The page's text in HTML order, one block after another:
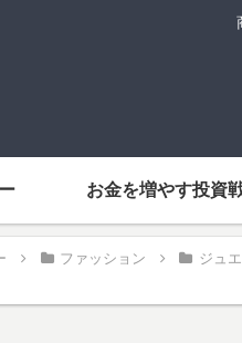
お金を増やす投資
ファッション ジュ